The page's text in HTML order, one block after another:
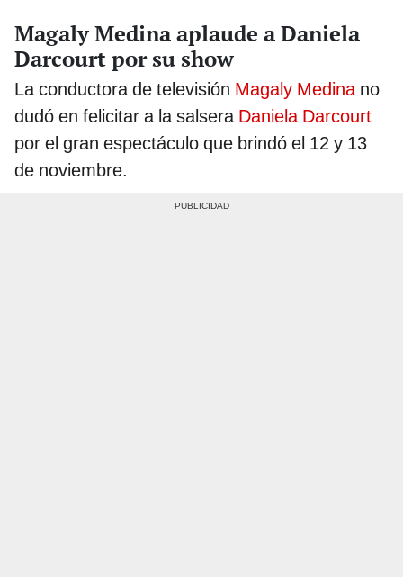
Magaly Medina aplaude a Daniela
Darcourt por su show
La conductora de televisión Magaly Medinano
dudó en felicitar a la salsera Daniela Darcourt
por el gran espectáculo que brindó el 12 y 13
de noviembre.